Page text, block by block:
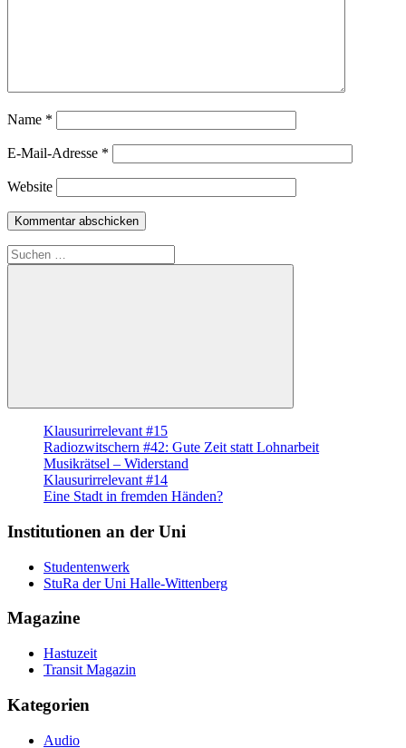
Name *
E-Mail-Adresse *
Website
Suche
nach:
Suchen
Klausurirrelevant #15
Radiozwitschern #42: Gute Zeit statt Lohnarbeit
Musikrätsel – Widerstand
Klausurirrelevant #14
Eine Stadt in fremden Händen?
Institutionen an der Uni
Studentenwerk
StuRa der Uni Halle-Wittenberg
Magazine
Hastuzeit
Transit Magazin
Kategorien
Audio